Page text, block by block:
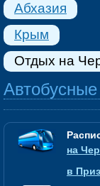
Абхазия
Крым
Отдых на
на
в